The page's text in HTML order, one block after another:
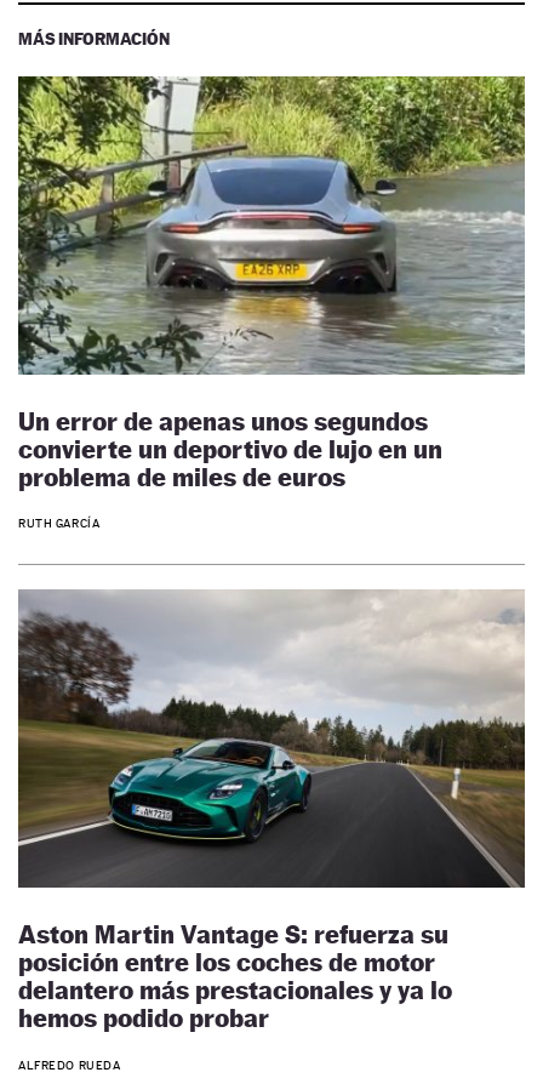
MÁS INFORMACIÓN
Un error de apenas unos segundos
convierte un deportivo de lujo en un
problema de miles de euros
RUTH GARCÍA
Aston Martin Vantage S: refuerza su
posición entre los coches de motor
delantero más prestacionales y ya lo
hemos podido probar
ALFREDO RUEDA